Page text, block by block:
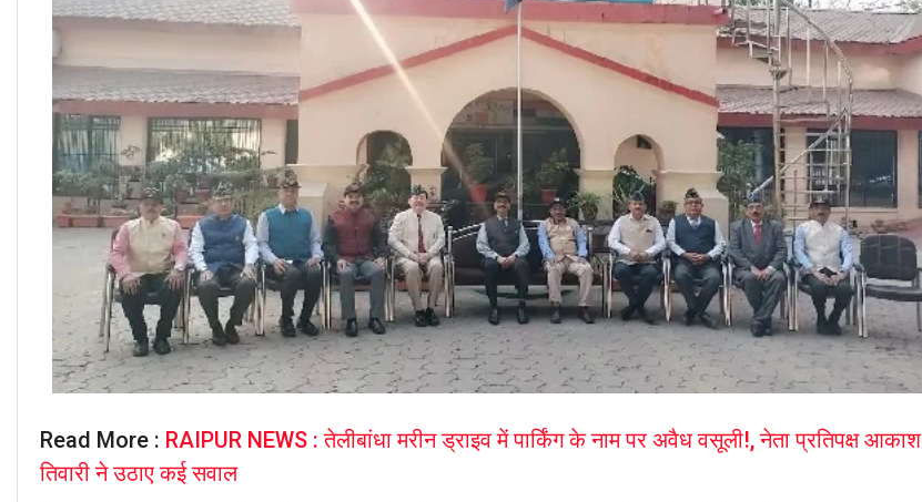
Read More : RAIPUR NEWS : तेलीबांधा मरीन ड्राइव में पार्किंग के नाम पर अवैध वसूली!, नेता प्रतिपक्ष आकाश
तिवारी ने उठाए कई सवाल